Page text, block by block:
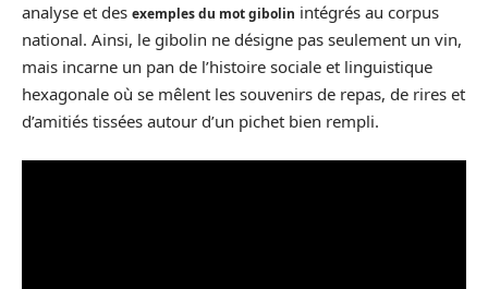
analyse et des exemples du mot gibolin intégrés au corpus
national. Ainsi, le gibolin ne désigne pas seulement un vin,
mais incarne un pan de l’histoire sociale et linguistique
hexagonale où se mêlent les souvenirs de repas, de rires et
d’amitiés tissées autour d’un pichet bien rempli.